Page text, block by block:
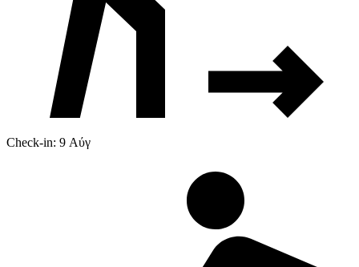
Check-in: 9 Αύγ